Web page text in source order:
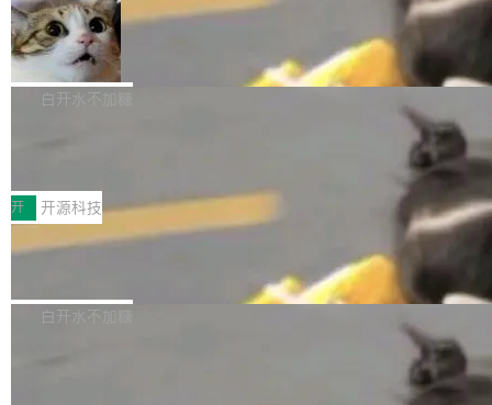
通过 AirDop 共享书籍的功能 Content server：
支持可向服务器后端添加新端点的插件 Edit boo
k：Compress images：添加将 GIF 图像转换为
JPEG/WebP 的选项 ToC Editor：添加一个按
故事"。视频核心观点很简单：SwiftUI 发布七年
了，仍然像一个永久公测版。 Manshin 从数据
流、布局系统、API 稳定性、性能、跨平台五个
维度逐一批判了 SwiftUI。最让人印象深刻的一
一，界面错位。他说这个问题"两年前就发现了，
至今没变"。 数据流方面，Manshin 指出 SwiftU
I 的属性包装器演进史...
DBeaver 26.1.4 发布
DBeaver 是一个免费开源的通用数据库工具，适
用于开发人员和数据库管理员。DBeaver 26.1.4
AI 聊天功能（添加了一些快捷键）</span></li>
<li><span style="color:#000000">新增了始终
在新 SQL 控制台中打开 AI 生成的脚本的功能</
span></li> <li><span style="color:#000000...
白开水不加糖
2026卫星活动——第二届多语种对话语音语言模
型挑战赛 （Multilingual Conversational Speec
h Language Model Challenge，MLC-SLM）T
ask 1赛道中，传音TEX AI中心语音算法团队以
自主研发的说话人归属多语种自动语音识别系统
开 开源科技
Qwen3.8-Max 发布，下周开源 Qwen3.
千问大模型宣布正式推出 Qwen 家族迄今最强大
的模型 Qwen3.8-Max，也是其首个 Max 规模
白开水不加糖